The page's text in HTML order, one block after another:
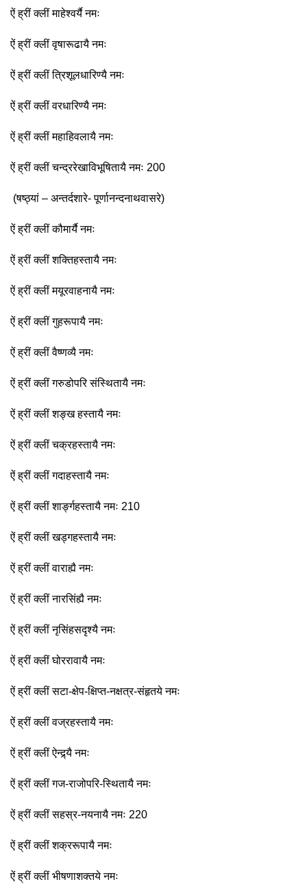
ऐं ह्रीं क्लीं माहेश्वर्यै नमः
ऐं ह्रीं क्लीं वृषारूढायै नमः
ऐं ह्रीं क्लीं त्रिशूलधारिण्यै नमः
ऐं ह्रीं क्लीं वरधारिण्यै नमः
ऐं ह्रीं क्लीं महाहिवलायै नमः
ऐं ह्रीं क्लीं चन्द्ररेखाविभूषितायै नमः 200
(षष्ठ्यां – अन्तर्दशारे- पूर्णानन्दनाथवासरे)
ऐं ह्रीं क्लीं कौमार्यै नमः
ऐं ह्रीं क्लीं शक्तिहस्तायै नमः
ऐं ह्रीं क्लीं मयूरवाहनायै नमः
ऐं ह्रीं क्लीं गुहरूपायै नमः
ऐं ह्रीं क्लीं वैष्णव्यै नमः
ऐं ह्रीं क्लीं गरुडोपरि संस्थितायै नमः
ऐं ह्रीं क्लीं शङ्ख हस्तायै नमः
ऐं ह्रीं क्लीं चक्रहस्तायै नमः
ऐं ह्रीं क्लीं गदाहस्तायै नमः
ऐं ह्रीं क्लीं शार्ङ्गहस्तायै नमः 210
ऐं ह्रीं क्लीं खड्गहस्तायै नमः
ऐं ह्रीं क्लीं वाराह्यै नमः
ऐं ह्रीं क्लीं नारसिंह्यै नमः
ऐं ह्रीं क्लीं नृसिंहसदृश्यै नमः
ऐं ह्रीं क्लीं घोररावायै नमः
ऐं ह्रीं क्लीं सटा-क्षेप-क्षिप्त-नक्षत्र-संहृतये नमः
ऐं ह्रीं क्लीं वज्रहस्तायै नमः
ऐं ह्रीं क्लीं ऐन्द्र्यै नमः
ऐं ह्रीं क्लीं गज-राजोपरि-स्थितायै नमः
ऐं ह्रीं क्लीं सहस्र-नयनायै नमः 220
ऐं ह्रीं क्लीं शक्ररूपायै नमः
ऐं ह्रीं क्लीं भीषणाशक्तये नमः